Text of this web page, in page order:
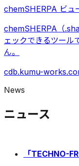
chemSHERPA ビュ
chemSHERPA（
ェックできるツール
ん。
cdb.kumu-
News
ニュース
「TECHNO-